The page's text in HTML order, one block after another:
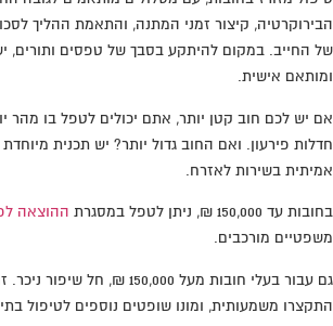
הבירוקרטיה, קיצור זמני המתנה, והתאמת ההליך
של החייב. במקום להיתקע בסבך של טפסים ותורים,
ומותאם אישית.
אם יש לכם חוב קטן יותר, אתם יכולים לטפל בו מהר
חדלות פירעון. ואם החוב גדול יותר? יש תכנית
אמיתית בשירות לאזרח.
בחובות עד 150,000 ₪, ניתן לטפל במסגרת ההוצאה
משפטיים מורכבים.
גם עבור בעלי חובות מעל 150,000 ₪,
התקצרו משמעותית, ומונו שופטים נוספים לטיפול